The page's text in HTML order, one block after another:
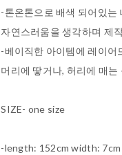
-톤온톤으로 배색 되어있는
자연스러움을 생각하며 제
-베이직한 아이템에 레이어
머리에 땋거나, 허리에 매
SIZE- one size
-length: 152cm width: 7cm